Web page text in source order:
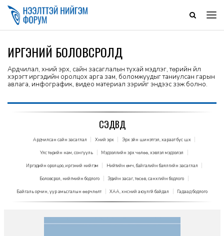
ИРГЭНИЙ БОЛОВСРОЛД
Ардчилал, хүний эрх, сайн засаглалын тухай мэдлэг, төрийн үйл
хэрэгт иргэдийн оролцох арга зам, боломжуудыг таниулсан гарын
авлага, инфографик, видео материал зэрийг эндээс үзэж болно.
СЭДВҮҮД
Ардчилсан сайн засаглал Хүний эрх Эрх зүйн шинэтгэл, хараат бус шүүх
Улс төрийн нам, сонгууль Мэдээллийн эрх чөлөө, хэвлэл мэдээлэл
Иргэдийн оролцоо, иргэний нийгэм Нийтийн өмч, байгалийн баялгийн засаглал
Боловсрол, нийгмийн бодлого Эдийн засаг, төсөв, санхүүгийн бодлого
Байгаль орчин, уур амьсгалын өөрчлөлт ХАА, хүнсний аюулгүй байдал Гадаад бодлого